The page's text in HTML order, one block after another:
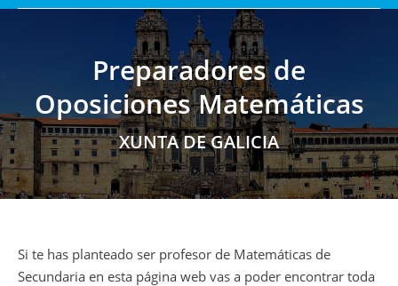
Preparadores de
Oposiciones Matemáticas
XUNTA DE GALICIA
Estás aquí:
Si te has planteado ser profesor de Matemáticas de
Secundaria en esta página web vas a poder encontrar toda